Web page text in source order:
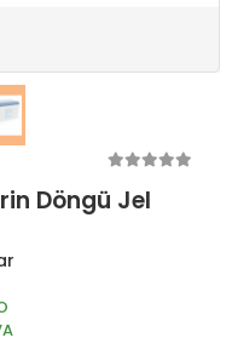
Döngü Jel